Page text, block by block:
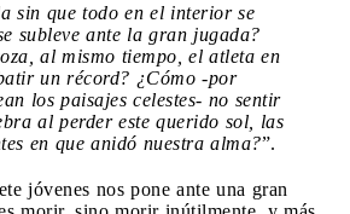
sin que todo en el interior se
subleve ante la gran jugada?
al mismo tiempo, el atleta en
un récord? ¿Cómo -por
los paisajes celestes- no sentir
al perder este querido sol, las
en que anidó nuestra alma?”.
jóvenes nos pone ante una gran